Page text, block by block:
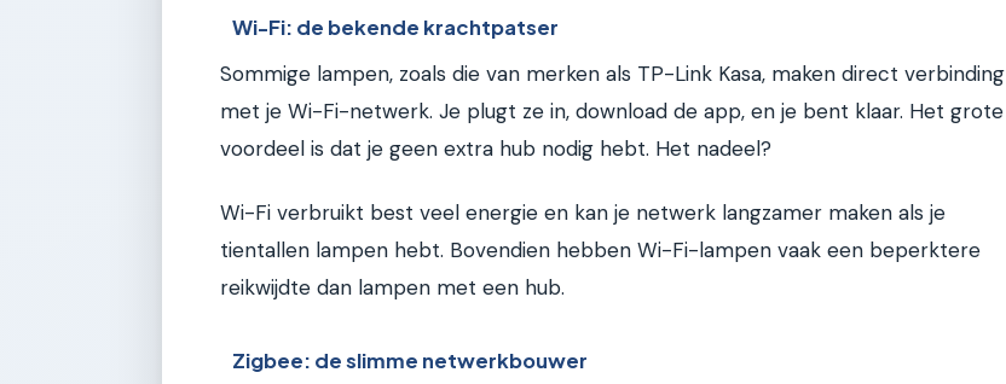
Wi-Fi: de bekende krachtpatser
Sommige lampen, zoals die van merken als TP-Link Kasa, maken direct verbinding
met je Wi-Fi-netwerk. Je plugt ze in, download de app, en je bent klaar. Het grote
voordeel is dat je geen extra hub nodig hebt. Het nadeel?
Wi-Fi verbruikt best veel energie en kan je netwerk langzamer maken als je
tientallen lampen hebt. Bovendien hebben Wi-Fi-lampen vaak een beperktere
reikwijdte dan lampen met een hub.
Zigbee: de slimme netwerkbouwer